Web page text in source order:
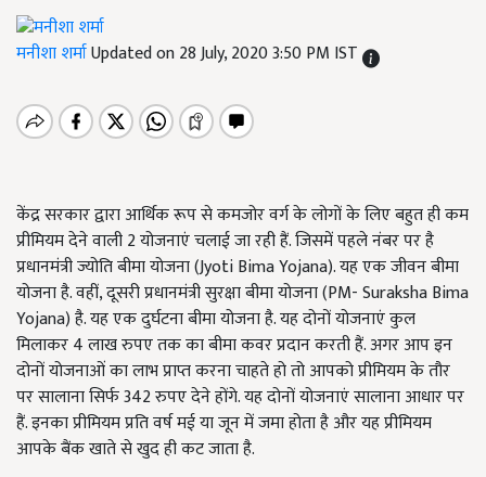
मनीशा शर्माUpdated on 28 July, 2020 3:50 PM IST
केंद्र सरकार द्वारा आर्थिक रूप से कमजोर वर्ग के लोगों के लिए बहुत ही कम
प्रीमियम देने वाली 2 योजनाएं चलाई जा रही हैं. जिसमें पहले नंबर पर है
प्रधानमंत्री ज्योति बीमा योजना (Jyoti Bima Yojana). यह एक जीवन बीमा
योजना है. वहीं, दूसरी प्रधानमंत्री सुरक्षा बीमा योजना (PM- Suraksha Bima
Yojana) है. यह एक दुर्घटना बीमा योजना है. यह दोनों योजनाएं कुल
मिलाकर 4 लाख रुपए तक का बीमा कवर प्रदान करती हैं. अगर आप इन
दोनों योजनाओं का लाभ प्राप्त करना चाहते हो तो आपको प्रीमियम के तौर
पर सालाना सिर्फ 342 रुपए देने होंगे. यह दोनों योजनाएं सालाना आधार पर
हैं. इनका प्रीमियम प्रति वर्ष मई या जून में जमा होता है और यह प्रीमियम
आपके बैंक खाते से खुद ही कट जाता है.